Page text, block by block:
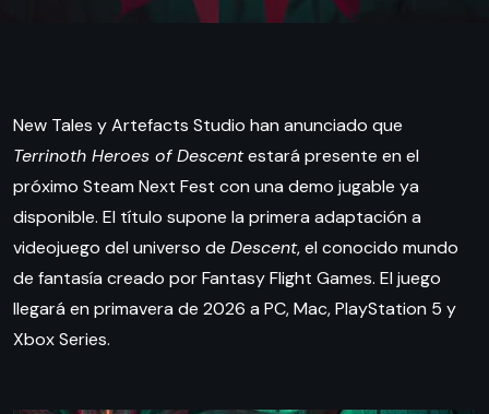
New Tales y Artefacts Studio han anunciado que
Terrinoth Heroes of Descentestará presente en el
próximo Steam Next Fest con una demo jugable ya
disponible. El título supone la primera adaptación a
videojuego del universo de Descent, el conocido mundo
de fantasía creado por Fantasy Flight Games. El juego
llegará en primavera de 2026 a PC, Mac, PlayStation 5 y
Xbox Series.